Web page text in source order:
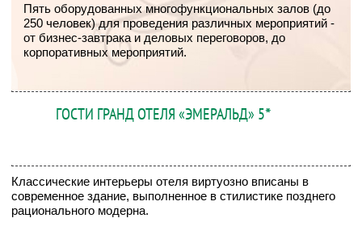
Пять оборудованных многофункциональных залов (до
250 человек) для проведения различных мероприятий -
от бизнес-завтрака и деловых переговоров, до
корпоративных мероприятий.
ГОСТИ ГРАНД ОТЕЛЯ «ЭМЕРАЛЬД» 5*
Классические интерьеры отеля виртуозно вписаны в
современное здание, выполненное в стилистике позднего
рационального модерна.